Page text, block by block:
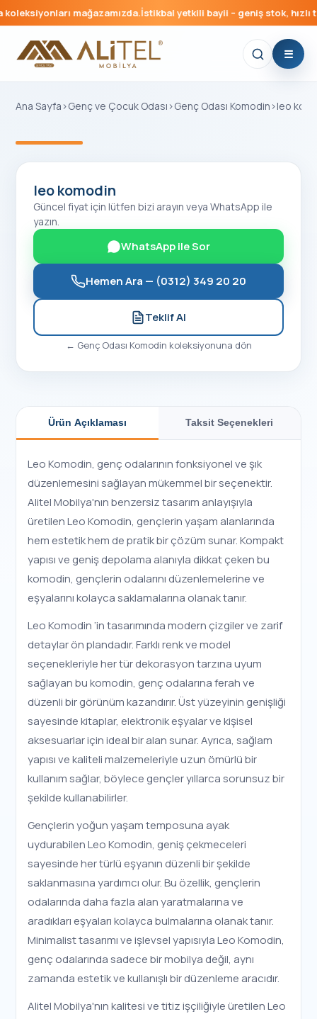
mağazamızda.İstikbal yetkili bayii – geniş stok, hızlı
Ana Sayfa ›Genç ve Çocuk Odası ›Genç Odası Komodin ›leo
leo komodin
Güncel fiyat için lütfen bizi arayın veya WhatsApp ile
yazın.
WhatsApp ile Sor
Hemen Ara — (0312) 349 20 20
Teklif Al
← Genç Odası Komodin koleksiyonuna dön
Ürün Açıklaması Taksit Seçenekleri
Leo Komodin, genç odalarının fonksiyonel ve şık
düzenlemesini sağlayan mükemmel bir seçenektir.
Alitel Mobilya'nın benzersiz tasarım anlayışıyla
üretilen Leo Komodin, gençlerin yaşam alanlarında
hem estetik hem de pratik bir çözüm sunar. Kompakt
yapısı ve geniş depolama alanıyla dikkat çeken bu
komodin, gençlerin odalarını düzenlemelerine ve
eşyalarını kolayca saklamalarına olanak tanır.
Leo Komodin ‘in tasarımında modern çizgiler ve zarif
detaylar ön plandadır. Farklı renk ve model
seçenekleriyle her tür dekorasyon tarzına uyum
sağlayan bu komodin, genç odalarına ferah ve
düzenli bir görünüm kazandırır. Üst yüzeyinin genişliği
sayesinde kitaplar, elektronik eşyalar ve kişisel
aksesuarlar için ideal bir alan sunar. Ayrıca, sağlam
yapısı ve kaliteli malzemeleriyle uzun ömürlü bir
kullanım sağlar, böylece gençler yıllarca sorunsuz bir
şekilde kullanabilirler.
Gençlerin yoğun yaşam temposuna ayak
uydurabilen Leo Komodin, geniş çekmeceleri
sayesinde her türlü eşyanın düzenli bir şekilde
saklanmasına yardımcı olur. Bu özellik, gençlerin
odalarında daha fazla alan yaratmalarına ve
aradıkları eşyaları kolayca bulmalarına olanak tanır.
Minimalist tasarımı ve işlevsel yapısıyla Leo Komodin,
genç odalarında sadece bir mobilya değil, aynı
zamanda estetik ve kullanışlı bir düzenleme aracıdır.
Alitel Mobilya'nın kalitesi ve titiz işçiliğiyle üretilen Leo